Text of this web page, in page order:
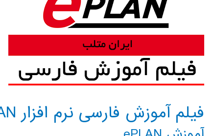
فیلم آموزش فارسی نرم افزار ePLAN